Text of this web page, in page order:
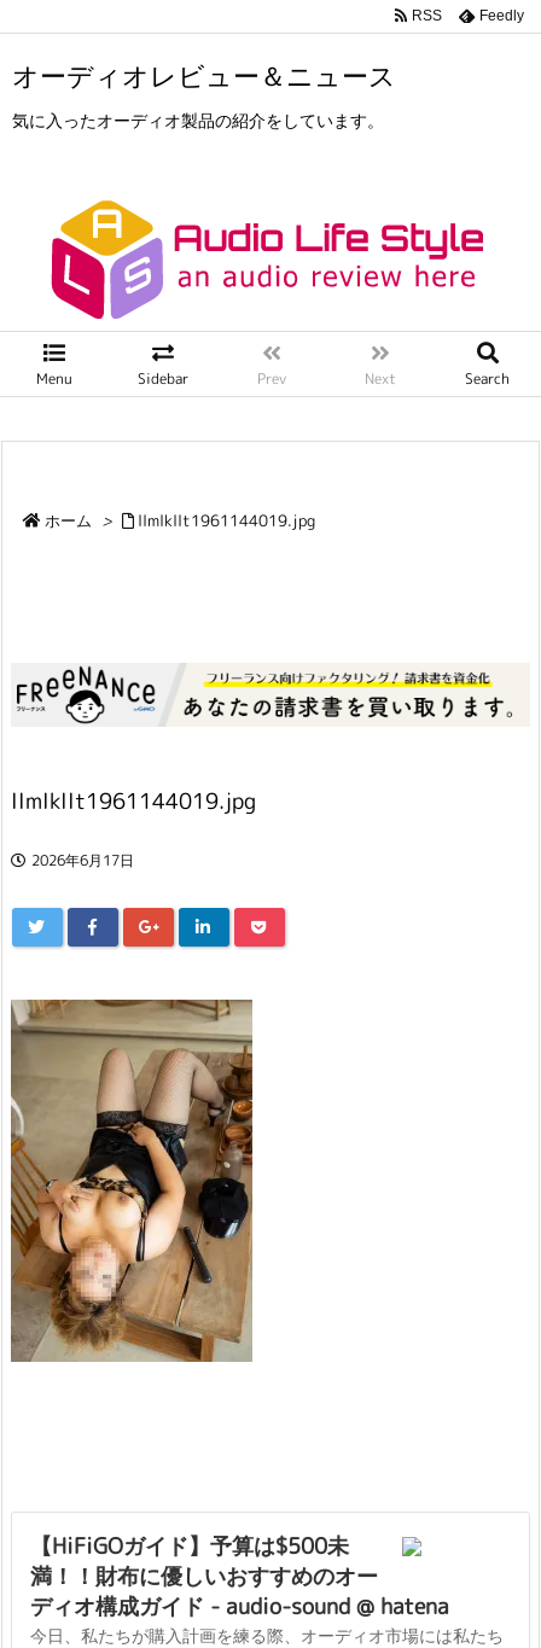
オーディオレビュー＆ニュース
気に入ったオーディオ製品の紹介をしています。
Menu Sidebar Prev Next Search
RSS Feedly
ホーム > llmlkllt1961144019.jpg
llmlkllt1961144019.jpg
2026年6月17日
【HiFiGOガイド】予算は$500未
満！！財布に優しいおすすめのオー
ディオ構成ガイド - audio-sound @ hatena
今日、私たちが購入計画を練る際、オーディオ市場には私たち